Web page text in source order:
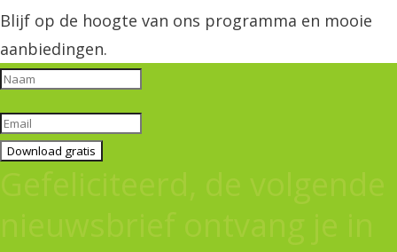
Blijf op de hoogte van ons programma en mooie
aanbiedingen.
Download gratis